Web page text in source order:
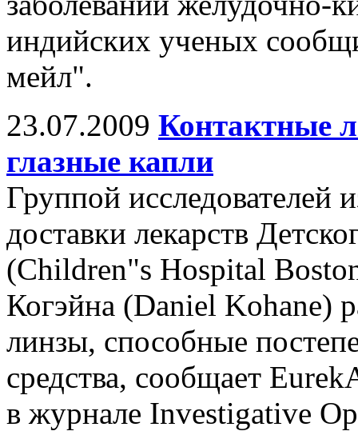
индийских ученых
мейл".
23.07.2009 Контактные
глазные капли
Группой исследователей
доставки лекарств
(Children"s Hospital
Когэйна (Daniel Kohane)
линзы, способные
средства, сообщает
в журнале Investigative